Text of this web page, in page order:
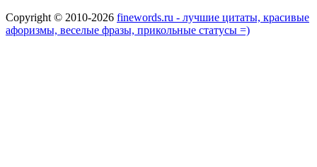
Copyright © 2010-2026 finewords.ru - лучшие цитаты, красивые
афоризмы, веселые фразы, прикольные статусы =)